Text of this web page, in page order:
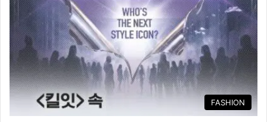
FASHION